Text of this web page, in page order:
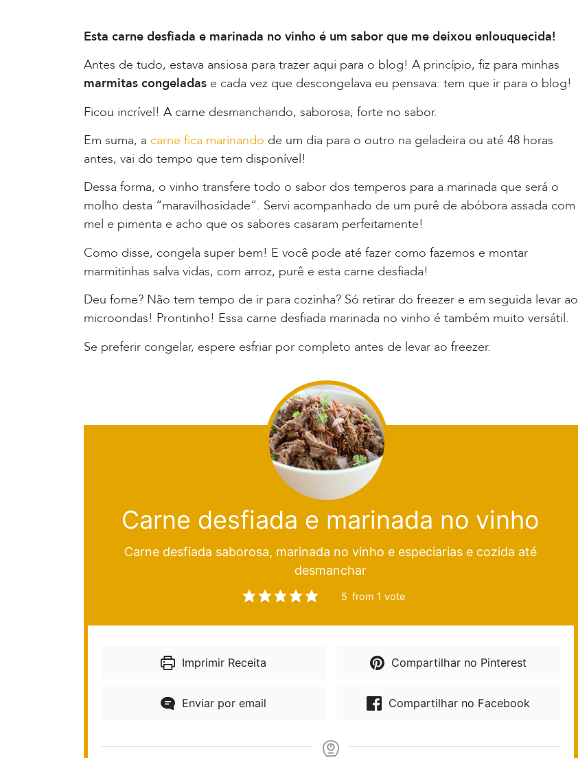
Esta carne desfiada e marinada no vinho é um sabor que me deixou enlouquecida!
Antes de tudo, estava ansiosa para trazer aqui para o blog! A princípio, fiz para minhas
marmitas congeladas e cada vez que descongelava eu pensava: tem que ir para o blog!
Ficou incrível! A carne desmanchando, saborosa, forte no sabor.
Em suma, a carne fica marinando de um dia para o outro na geladeira ou até 48 horas
antes, vai do tempo que tem disponível!
Dessa forma, o vinho transfere todo o sabor dos temperos para a marinada que será o
molho desta “maravilhosidade”. Servi acompanhado de um purê de abóbora assada com
mel e pimenta e acho que os sabores casaram perfeitamente!
Como disse, congela super bem! E você pode até fazer como fazemos e montar
marmitinhas salva vidas, com arroz, purê e esta carne desfiada!
Deu fome? Não tem tempo de ir para cozinha? Só retirar do freezer e em seguida levar ao
microondas! Prontinho! Essa carne desfiada marinada no vinho é também muito versátil.
Se preferir congelar, espere esfriar por completo antes de levar ao freezer.
Carne desfiada e marinada no vinho
Carne desfiada saborosa, marinada no vinho e especiarias e cozida até
desmanchar
5 from 1 vote
Imprimir Receita Compartilhar no Pinterest
Enviar por email Compartilhar no Facebook